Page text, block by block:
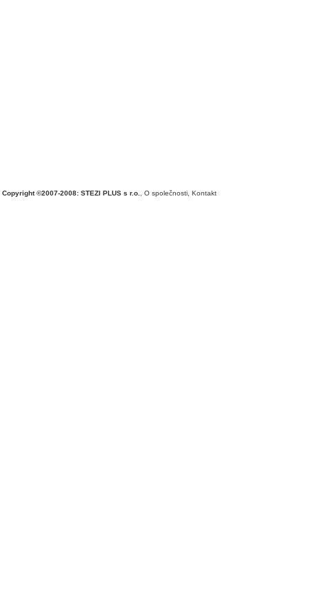
Copyright ©2007-2008: STEZI PLUS s r.o. O společnosti Kontakt